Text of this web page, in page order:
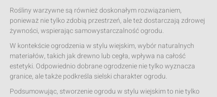
Rośliny warzywne są również doskonałym rozwiązaniem,
ponieważ nie tylko zdobią przestrzeń, ale też dostarczają zdrowej
żywności, wspierając samowystarczalność ogrodu.
W kontekście ogrodzenia w stylu wiejskim, wybór naturalnych
materiałów, takich jak drewno lub cegła, wpływa na całość
estetyki. Odpowiednio dobrane ogrodzenie nie tylko wyznacza
granice, ale także podkreśla sielski charakter ogrodu.
Podsumowując, stworzenie ogrodu w stylu wiejskim to nie tylko